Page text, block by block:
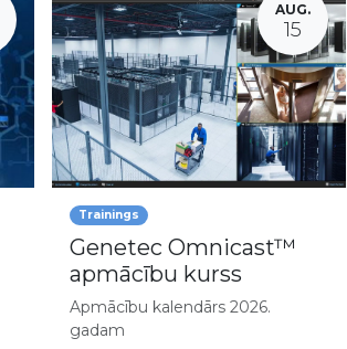
AUG.
15
Trainings
Genetec Omnicast™
apmācību kurss
Apmācību kalendārs 2026.
gadam